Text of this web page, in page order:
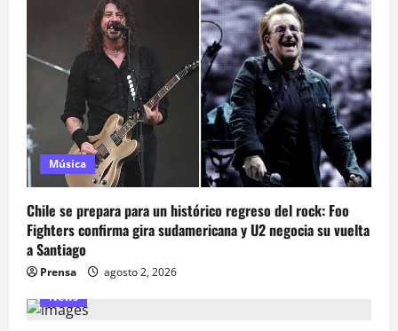
Música
Chile se prepara para un histórico regreso del rock: Foo
Fighters confirma gira sudamericana y U2 negocia su vuelta
a Santiago
Prensa
agosto 2, 2026
News